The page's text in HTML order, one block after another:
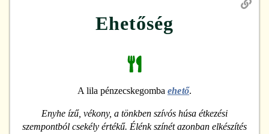
Ehetőség
A lila pénzecskegomba ehető.
Enyhe ízű, vékony, a tönkben szívós húsa étkezési
szempontból csekély értékű. Élénk színét azonban elkészítés